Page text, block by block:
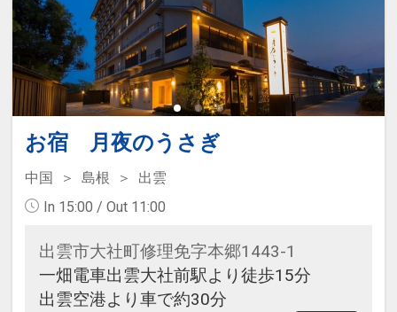
お宿 月夜のうさぎ
中国 島根
出雲
In 15:00 / Out 11:00
出雲市大社町修理免字本郷1443-1
一畑電車出雲大社前駅より徒歩15分
出雲空港より車で約30分